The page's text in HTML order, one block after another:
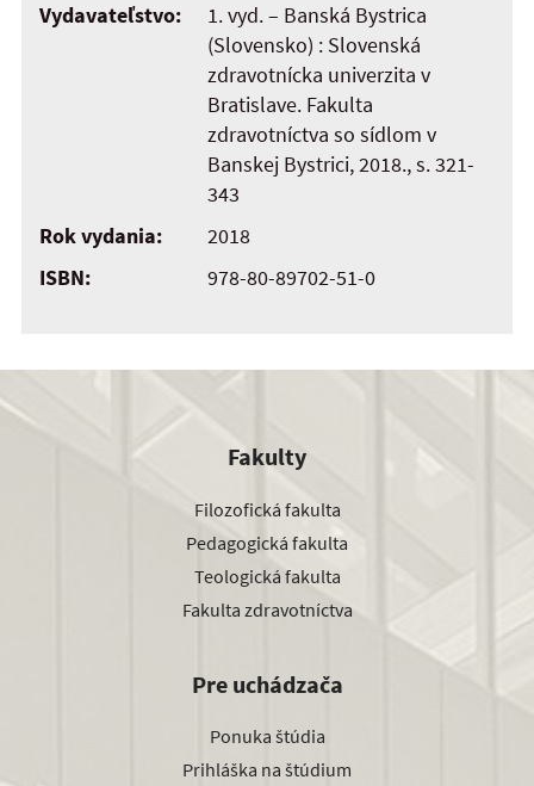
Vydavateľstvo:
1. vyd. – Banská Bystrica
(Slovensko) : Slovenská
zdravotnícka univerzita v
Bratislave. Fakulta
zdravotníctva so sídlom v
Banskej Bystrici, 2018., s. 321-
343
Rok vydania:
2018
ISBN:
978-80-89702-51-0
Fakulty
Filozofická fakulta
Pedagogická fakulta
Teologická fakulta
Fakulta zdravotníctva
Pre uchádzača
Ponuka štúdia
Prihláška na štúdium